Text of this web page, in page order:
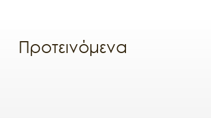
Προτεινόμενα